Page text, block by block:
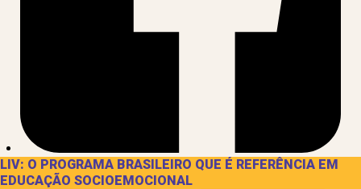
LIV: O PROGRAMA BRASILEIRO QUE É REFERÊNCIA EM
EDUCAÇÃO SOCIOEMOCIONAL